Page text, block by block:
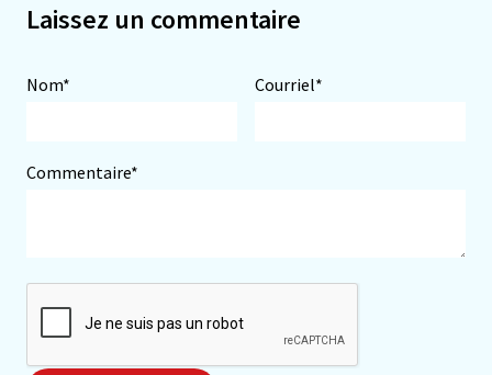
Laissez un commentaire
Nom* Courriel*
Commentaire*